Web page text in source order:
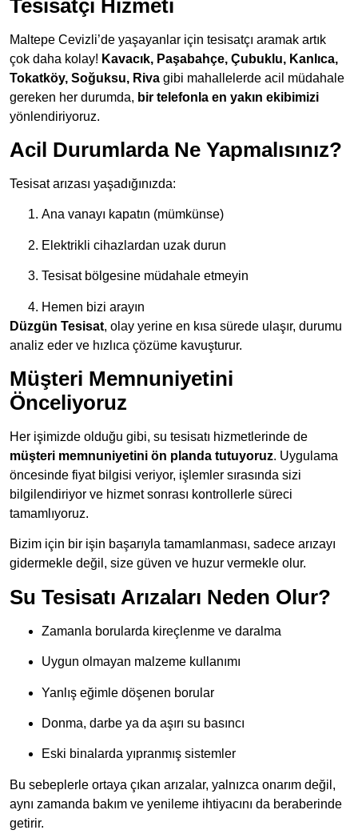
Tesisatçı Hizmeti
Maltepe Cevizli’de yaşayanlar için tesisatçı aramak artık
çok daha kolay! Kavacık, Paşabahçe, Çubuklu, Kanlıca,
Tokatköy, Soğuksu, Riva gibi mahallelerde acil müdahale
gereken her durumda, bir telefonla en yakın ekibimizi
yönlendiriyoruz.
Acil Durumlarda Ne Yapmalısınız?
Tesisat arızası yaşadığınızda:
Ana vanayı kapatın (mümkünse)
Elektrikli cihazlardan uzak durun
Tesisat bölgesine müdahale etmeyin
Hemen bizi arayın
Düzgün Tesisat, olay yerine en kısa sürede ulaşır, durumu
analiz eder ve hızlıca çözüme kavuşturur.
Müşteri Memnuniyetini
Önceliyoruz
Her işimizde olduğu gibi, su tesisatı hizmetlerinde de
müşteri memnuniyetini ön planda tutuyoruz. Uygulama
öncesinde fiyat bilgisi veriyor, işlemler sırasında sizi
bilgilendiriyor ve hizmet sonrası kontrollerle süreci
tamamlıyoruz.
Bizim için bir işin başarıyla tamamlanması, sadece arızayı
gidermekle değil, size güven ve huzur vermekle olur.
Su Tesisatı Arızaları Neden Olur?
Zamanla borularda kireçlenme ve daralma
Uygun olmayan malzeme kullanımı
Yanlış eğimle döşenen borular
Donma, darbe ya da aşırı su basıncı
Eski binalarda yıpranmış sistemler
Bu sebeplerle ortaya çıkan arızalar, yalnızca onarım değil,
aynı zamanda bakım ve yenileme ihtiyacını da beraberinde
getirir.